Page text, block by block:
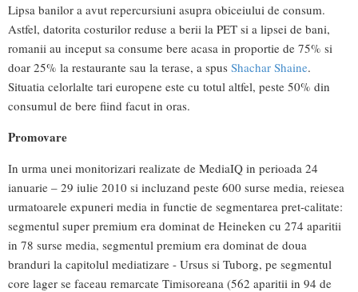
Lipsa banilor a avut repercursiuni asupra obiceiului de consum.
Astfel, datorita costurilor reduse a berii la PET si a lipsei de bani,
romanii au inceput sa consume bere acasa in proportie de 75% si
doar 25% la restaurante sau la terase, a spus Shachar Shaine.
Situatia celorlalte tari europene este cu totul altfel, peste 50% din
consumul de bere fiind facut in oras.
Promovare
In urma unei monitorizari realizate de MediaIQ in perioada 24
ianuarie – 29 iulie 2010 si incluzand peste 600 surse media, reiesea
urmatoarele expuneri media in functie de segmentarea pret-calitate:
segmentul super premium era dominat de Heineken cu 274 aparitii
in 78 surse media, segmentul premium era dominat de doua
branduri la capitolul mediatizare - Ursus si Tuborg, pe segmentul
core lager se faceau remarcate Timisoreana (562 aparitii in 94 de